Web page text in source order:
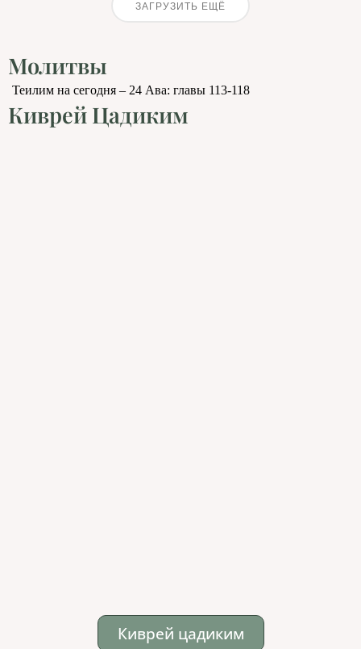
ЗАГРУЗИТЬ ЕЩЁ
Молитвы
Теилим на сегодня – 24 Ава: главы 113-118
Киврей Цадиким
Киврей цадиким